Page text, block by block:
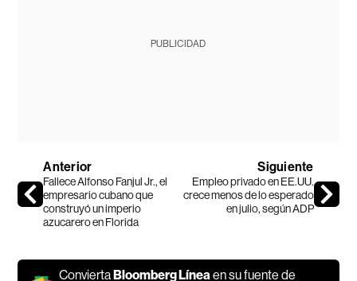
PUBLICIDAD
Anterior
Fallece Alfonso Fanjul Jr., el
empresario cubano que
construyó un imperio
azucarero en Florida
Siguiente
Empleo privado en EE.UU.
crece menos de lo esperado
en julio, según ADP
Convierta Bloomberg Líneaen su fuente de